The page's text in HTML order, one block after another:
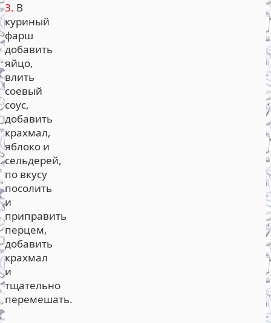
3. В
куриный
фарш
добавить
яйцо,
влить
соевый
соус,
добавить
крахмал,
яблоко и
сельдерей,
по вкусу
посолить
и
приправить
перцем,
добавить
крахмал
и
тщательно
перемешать.